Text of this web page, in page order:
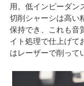
用。低インピーダン
切削シャーシは高い
保持でき、これも音
イト処理で仕上げて
はレーザーで削って